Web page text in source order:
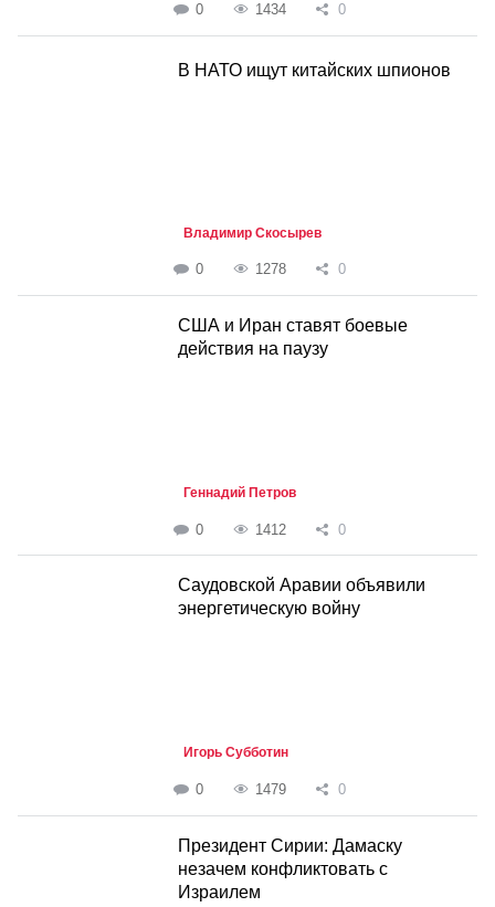
0 1434 0
В НАТО ищут китайских шпионов
Владимир Скосырев
0 1278 0
США и Иран ставят боевые
действия на паузу
Геннадий Петров
0 1412 0
Саудовской Аравии объявили
энергетическую войну
Игорь Субботин
0 1479 0
Президент Сирии: Дамаску
незачем конфликтовать с
Израилем